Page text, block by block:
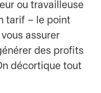
ou travailleuse
tarif – le point
assurer
des profits
décortique tout